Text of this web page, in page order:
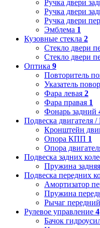
Ручка двери
Ручка двери
Ручка двери
Эмблема 1
Кузовные стекла 2
Стекло двери
Стекло двери
Оптика 9
Повторитель
Указатель
Фара левая 2
Фара правая 1
Фонарь задний
Подвеска двигателя
Кронштейн
Опора КПП 1
Опора
Подвеска задних
Пружина задняя
Подвеска передних
Амортизатор
Пружина
Рычаг передний
Рулевое управление 4
Бачок